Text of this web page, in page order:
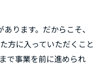
ります。だからこそ、
方に入っていただくこと
で事業を前に進められ